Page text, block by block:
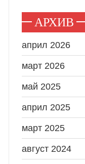
АРХИВ
април 2026
март 2026
май 2025
април 2025
март 2025
август 2024